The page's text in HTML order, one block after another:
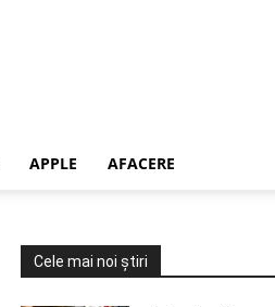
APPLE AFACERE
Cele mai noi știri